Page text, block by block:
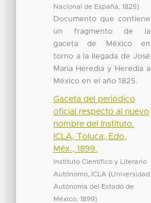
Nacional de España
1825)
Documento que contiene
un fragmento de la
gaceta de México en
torno a la llegada de José
María Heredia y Heredia a
México en el año 1825.
Gaceta del periódico
oficial respecto al nuevo
nombre del Instituto.
ICLA, Toluca, Edo.
Méx., 1899.
Instituto Científico y Literario
Autónomo, ICLA (Universidad
Autónoma del Estado de
México, 1899)